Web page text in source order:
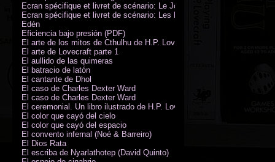
Ecran spécifique et livret de scénario: Le Jour de la Bête
Ecran spécifique et livret de scénario: Les Masques de Nyarlathotep
Edén
Eficiencia bajo presión (PDF)
El arte de los mitos de Cthulhu de H.P. Lovecraft
El arte de Lovecraft parte 1
El aullido de las quimeras
El batracio de latón
El cantante de Dhol
El caso de Charles Dexter Ward
El caso de Charles Dexter Ward
El ceremonial. Un libro ilustrado de H.P. Lovecraft
El color que cayó del cielo
El color que cayó del espacio
El convento infernal (Noé & Barreiro)
El Dios Rata
El escriba de Nyarlathotep (David Quinto)